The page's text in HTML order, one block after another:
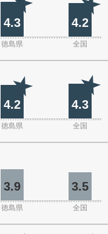
4.3 4.2
徳島県 全国
4.2 4.3
徳島県 全国
3.9 3.5
徳島県 全国